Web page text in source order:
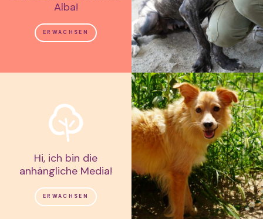
Alba!
ERWACHSEN
Hi, ich bin die
anhängliche Media!
ERWACHSEN